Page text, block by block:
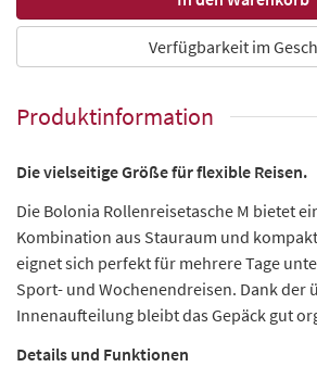
Verfügbarkeit im
Produktinformation
Die vielseitige Größe für flexible Reisen.
Die Bolonia Rollenreisetasche M bietet
Kombination aus Stauraum und
eignet sich perfekt für mehrere Tage
Sport- und Wochenendreisen. Dank der
Innenaufteilung bleibt das Gepäck gut
Details und Funktionen